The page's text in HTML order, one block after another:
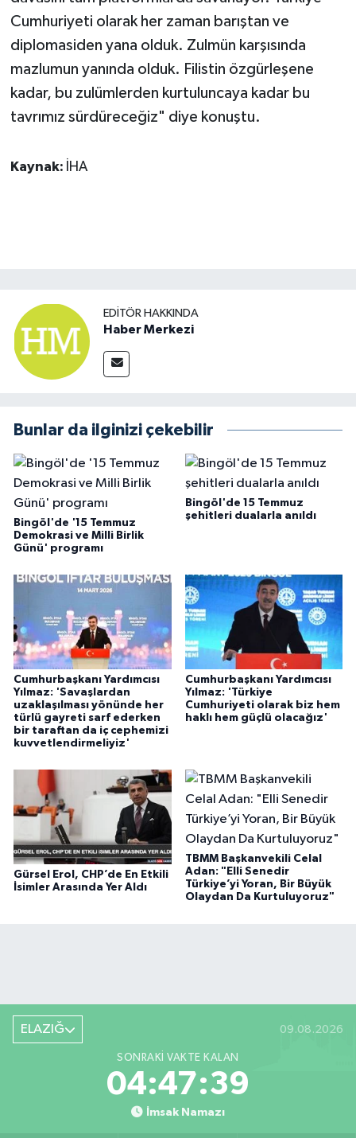
Cumhuriyeti olarak her zaman barıştan ve
diplomasiden yana olduk. Zulmün karşısında
mazlumun yanında olduk. Filistin özgürleşene
kadar, bu zulümlerden kurtuluncaya kadar bu
tavrımız sürdüreceğiz" diye konuştu.
Kaynak: İHA
EDITÖR HAKKINDA
Haber Merkezi
Bunlar da ilginizi çekebilir
Bingöl'de '15 Temmuz
Demokrasi ve Milli Birlik
Günü' programı
Bingöl'de 15 Temmuz
şehitleri dualarla anıldı
Cumhurbaşkanı Yardımcısı
Yılmaz: 'Savaşlardan
uzaklaşılması yönünde her
türlü gayreti sarf ederken
bir taraftan da iç cephemizi
kuvvetlendirmeliyiz'
Cumhurbaşkanı Yardımcısı
Yılmaz: 'Türkiye
Cumhuriyeti olarak biz hem
haklı hem güçlü olacağız'
Gürsel Erol, CHP’de En Etkili
İsimler Arasında Yer Aldı
TBMM Başkanvekili Celal
Adan: "Elli Senedir
Türkiye’yi Yoran, Bir Büyük
Olaydan Da Kurtuluyoruz"
ELAZIĞ 09.08.2026
SONRAKI VAKTE KALAN
04:47:38
İmsak Namazı